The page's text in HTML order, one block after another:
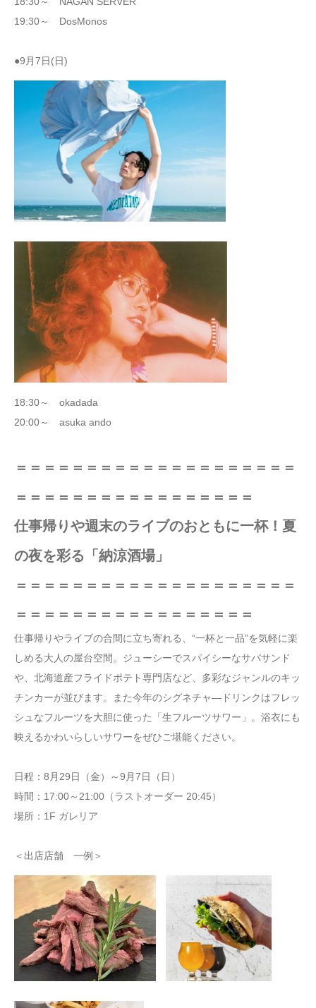
19:30～ DosMonos
●9月7日(日)
18:30～ okadada
20:00～ asuka ando
＝＝＝＝＝＝＝＝＝＝＝＝＝＝＝＝＝＝＝＝
＝＝＝＝＝＝＝＝＝＝＝＝＝＝＝＝＝
仕事帰りや週末のライブのおともに一杯！夏
の夜を彩る「納涼酒場」
＝＝＝＝＝＝＝＝＝＝＝＝＝＝＝＝＝＝＝＝
＝＝＝＝＝＝＝＝＝＝＝＝＝＝＝＝＝
仕事帰りやライブの合間に立ち寄れる、“一杯と一品”を気軽に楽
しめる大人の屋台空間。ジューシーでスパイシーなサバサンド
や、北海道産フライドポテト専門店など、多彩なジャンルのキッ
チンカーが並びます。また今年のシグネチャ―ドリンクはフレッ
シュなフルーツを大胆に使った「生フルーツサワー」。浴衣にも
映えるかわいらしいサワーをぜひご堪能ください。
日程：8月29日（金）～9月7日（日）
時間：17:00～21:00（ラストオーダー 20:45）
場所：1F ガレリア
＜出店店舗 一例＞